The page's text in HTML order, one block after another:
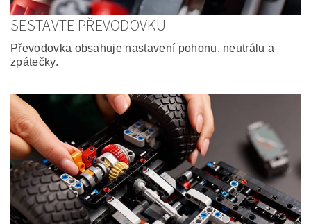
SESTAVTE PŘEVODOVKU
Převodovka obsahuje nastavení pohonu, neutrálu a
zpátečky.